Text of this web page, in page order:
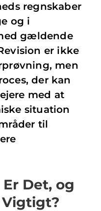
regnskaber
og i
gældende
er ikke
men
der kan
med at
situation
til
Det, og
Vigtigt?